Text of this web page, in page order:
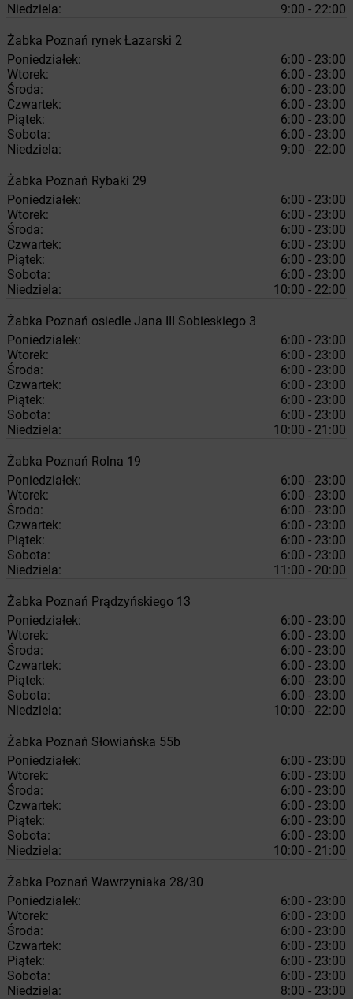
Niedziela:
9:00 - 22:00
Żabka Poznań rynek Łazarski 2
Poniedziałek:
6:00 - 23:00
Wtorek:
6:00 - 23:00
Środa:
6:00 - 23:00
Czwartek:
6:00 - 23:00
Piątek:
6:00 - 23:00
Sobota:
6:00 - 23:00
Niedziela:
9:00 - 22:00
Żabka Poznań Rybaki 29
Poniedziałek:
6:00 - 23:00
Wtorek:
6:00 - 23:00
Środa:
6:00 - 23:00
Czwartek:
6:00 - 23:00
Piątek:
6:00 - 23:00
Sobota:
6:00 - 23:00
Niedziela:
10:00 - 22:00
Żabka Poznań osiedle Jana III Sobieskiego 3
Poniedziałek:
6:00 - 23:00
Wtorek:
6:00 - 23:00
Środa:
6:00 - 23:00
Czwartek:
6:00 - 23:00
Piątek:
6:00 - 23:00
Sobota:
6:00 - 23:00
Niedziela:
10:00 - 21:00
Żabka Poznań Rolna 19
Poniedziałek:
6:00 - 23:00
Wtorek:
6:00 - 23:00
Środa:
6:00 - 23:00
Czwartek:
6:00 - 23:00
Piątek:
6:00 - 23:00
Sobota:
6:00 - 23:00
Niedziela:
11:00 - 20:00
Żabka Poznań Prądzyńskiego 13
Poniedziałek:
6:00 - 23:00
Wtorek:
6:00 - 23:00
Środa:
6:00 - 23:00
Czwartek:
6:00 - 23:00
Piątek:
6:00 - 23:00
Sobota:
6:00 - 23:00
Niedziela:
10:00 - 22:00
Żabka Poznań Słowiańska 55b
Poniedziałek:
6:00 - 23:00
Wtorek:
6:00 - 23:00
Środa:
6:00 - 23:00
Czwartek:
6:00 - 23:00
Piątek:
6:00 - 23:00
Sobota:
6:00 - 23:00
Niedziela:
10:00 - 21:00
Żabka Poznań Wawrzyniaka 28/30
Poniedziałek:
6:00 - 23:00
Wtorek:
6:00 - 23:00
Środa:
6:00 - 23:00
Czwartek:
6:00 - 23:00
Piątek:
6:00 - 23:00
Sobota:
6:00 - 23:00
Niedziela:
8:00 - 23:00